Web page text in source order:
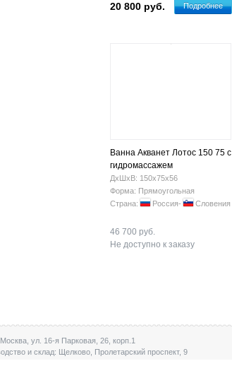
20 800 руб. Подробнее
Ванна Акванет Лотос 150 75 с
гидромассажем
ДхШхВ: 150х75х56
Форма: Прямоугольная
Страна:
Россия- Словения
46 700 руб.
Не доступно к заказу
ул. 16-я Парковая, 26, корп.1
и склад: Щелково, Пролетарский проспект, 9